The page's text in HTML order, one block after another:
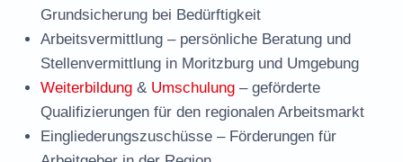
Grundsicherung bei Bedürftigkeit
Arbeitsvermittlung – persönliche Beratung und
Stellenvermittlung in Moritzburg und Umgebung
Weiterbildung & Umschulung – geförderte
Qualifizierungen für den regionalen Arbeitsmarkt
Eingliederungszuschüsse – Förderungen für